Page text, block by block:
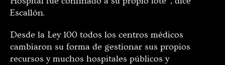
Escallón.
Desde la Ley 100 todos los centros médicos
cambiaron su forma de gestionar sus propios
recursos y muchos hospitales públicos y